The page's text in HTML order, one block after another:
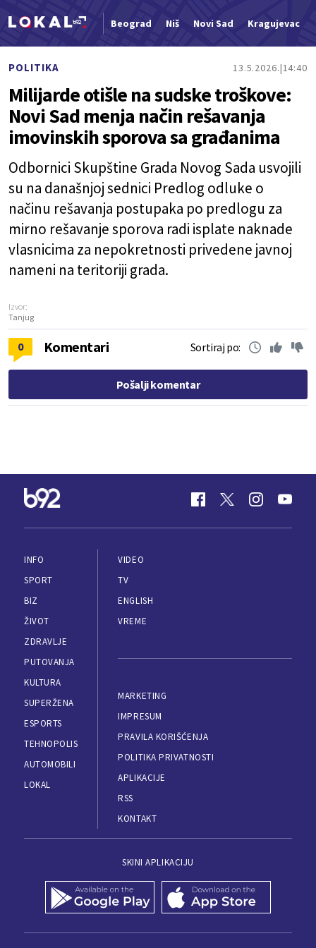
Beograd Niš Novi Sad Kragujevac
POLITIKA 13.5.2026. 14:40
Milijarde otišle na sudske troškove:
Novi Sad menja način rešavanja
imovinskih sporova sa građanima
Odbornici Skupštine Grada Novog Sada usvojili
su na današnjoj sednici Predlog odluke o
načinu rešavanja postupaka po predlogu za
mirno rešavanje sporova radi isplate naknade
vlasnicima za nepokretnosti privedene javnoj
nameni na teritoriji grada.
Izvor:
Tanjug
0 Komentari Sortiraj po:
Pošalji komentar
INFO
SPORT
BIZ
ŽIVOT
ZDRAVLJE
PUTOVANJA
KULTURA
SUPERŽENA
ESPORTS
TEHNOPOLIS
AUTOMOBILI
LOKAL
VIDEO
TV
ENGLISH
VREME
MARKETING
IMPRESUM
PRAVILA KORIŠĆENJA
POLITIKA PRIVATNOSTI
APLIKACIJE
RSS
KONTAKT
SKINI APLIKACIJU